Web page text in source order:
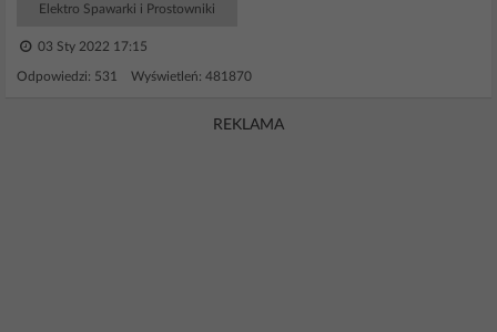
Elektro Spawarki i Prostowniki
03 Sty 2022 17:15
Odpowiedzi: 531 Wyświetleń: 481870
REKLAMA